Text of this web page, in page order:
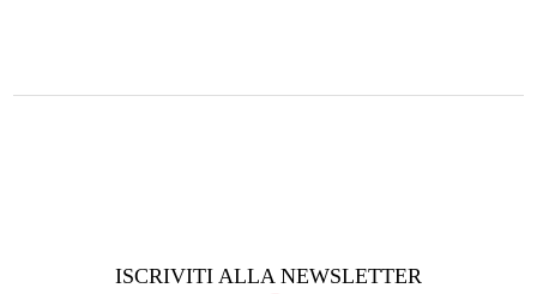
ISCRIVITI ALLA NEWSLETTER